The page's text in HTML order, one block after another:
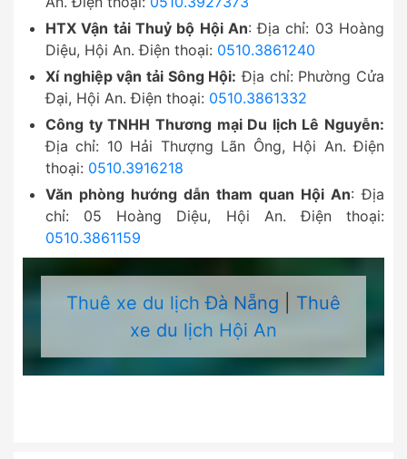
HTX Vận tải Thuỷ bộ Hội An: Địa chỉ: 03 Hoàng
Diệu, Hội An. Điện thoại: 0510.3861240
Xí nghiệp vận tải Sông Hội: Địa chỉ: Phường Cửa
Đại, Hội An. Điện thoại: 0510.3861332
Công ty TNHH Thương mại Du lịch Lê Nguyễn:
Địa chỉ: 10 Hải Thượng Lãn Ông, Hội An. Điện
thoại: 0510.3916218
Văn phòng hướng dẫn tham quan Hội An: Địa
chỉ: 05 Hoàng Diệu, Hội An. Điện thoại:
0510.3861159
Thuê xe du lịch Đà Nẵng
Thuê
xe du lịch Hội An